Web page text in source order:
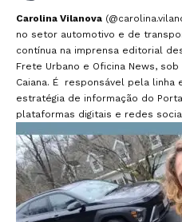
Carolina Vilanova
no setor automotivo e de
contínua na imprensa editorial
Frete Urbano e Oficina News,
Caiana. É responsável pela
estratégia de informação do
plataformas digitais e redes